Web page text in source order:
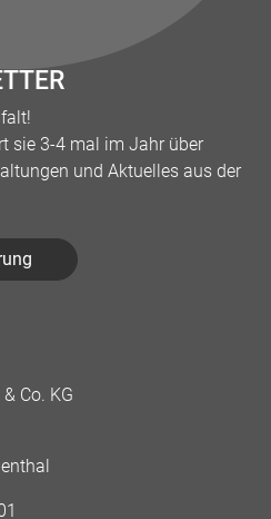
sie 3-4 mal im Jahr über
und Aktuelles aus der
Co. KG